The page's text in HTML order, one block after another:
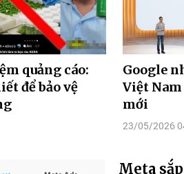
quảng cáo:
để bảo vệ
Google
Việt
mới
23/05/2026
Meta